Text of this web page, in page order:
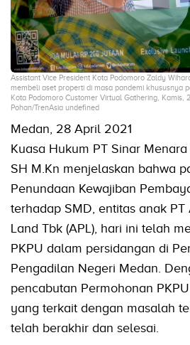
Assistant Vice President Kota Podomoro Zaldy
membeli aset properti di masa pandemi khususnya
Kota Podomoro Customer Virtual Gathering, Kamis,
Pohan/TrenAsia undefined
Medan, 28 April 2021
Kuasa Hukum PT Sinar
SH M.Kn menjelaskan bahwa
Penundaan Kewajiban
terhadap SMD, entitas anak
Land Tbk (APL), hari ini telah
PKPU dalam persidangan di
Pengadilan Negeri Medan.
pencabutan Permohonan
yang terkait dengan masalah
telah berakhir dan selesai.